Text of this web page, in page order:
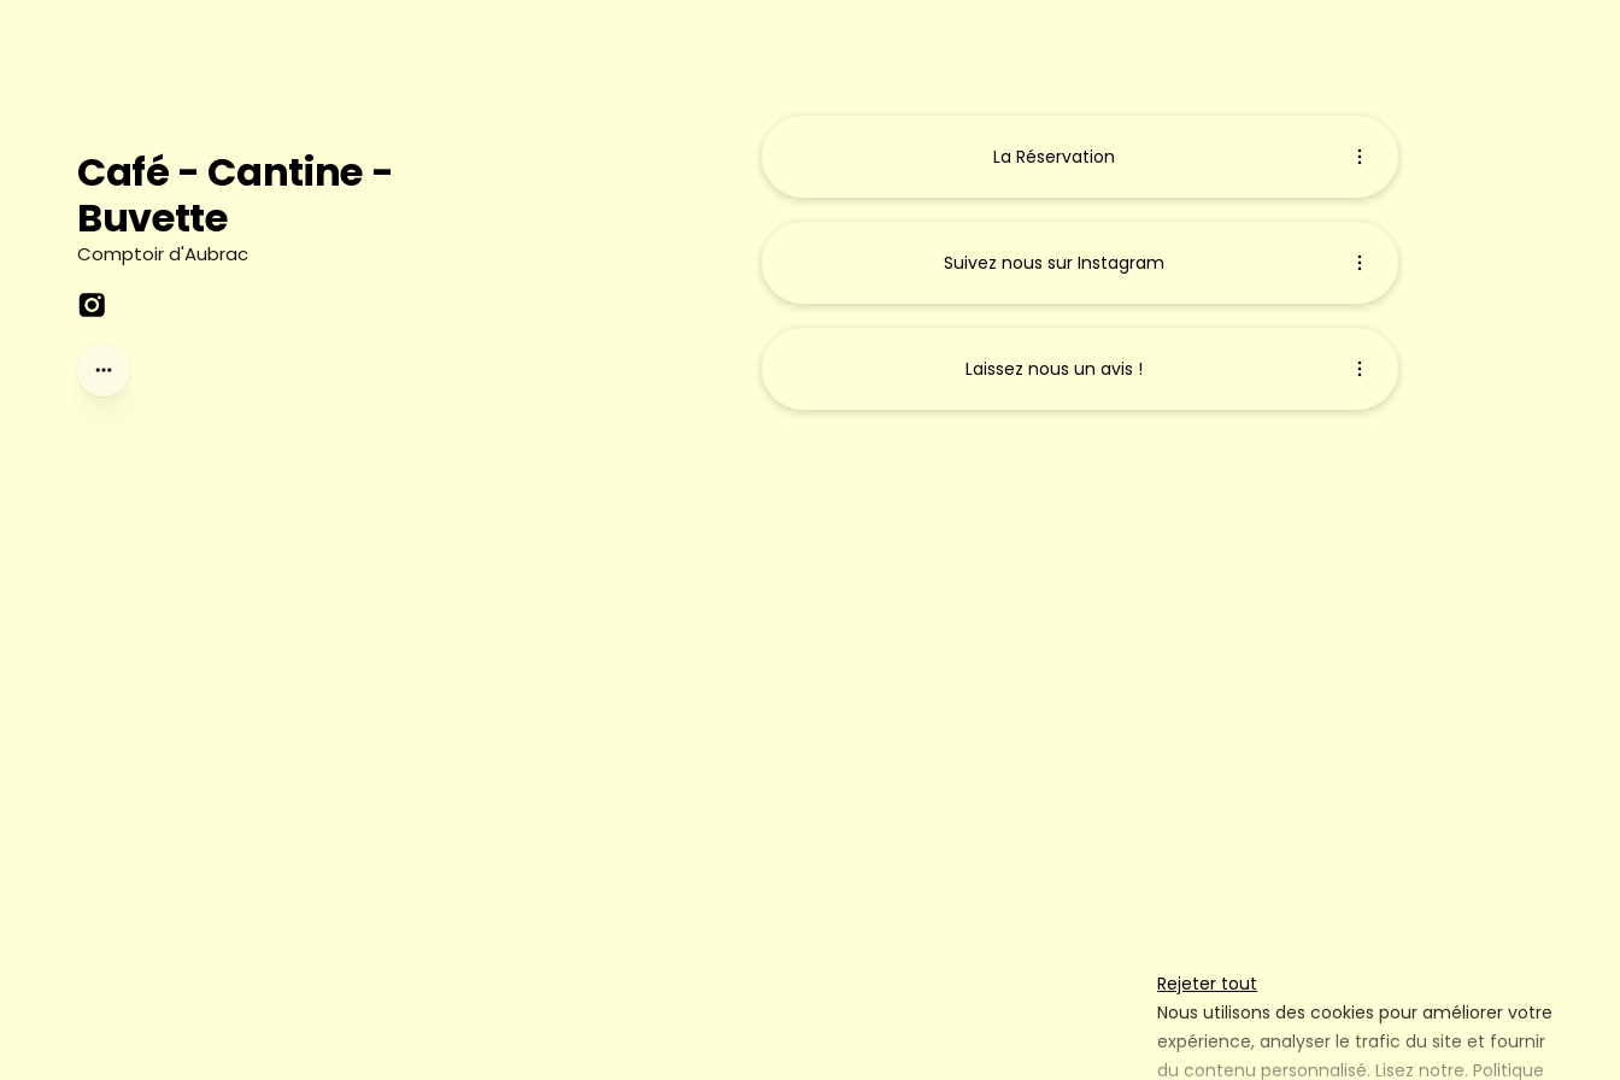
Rejeter tout
Nous utilisons des cookies pour améliorer votre
expérience, analyser le trafic du site et fournir
du contenu personnalisé. Lisez notre. Politique
Café - Cantine -
Buvette
Comptoir d'Aubrac
La Réservation
Suivez nous sur Instagram
Laissez nous un avis !